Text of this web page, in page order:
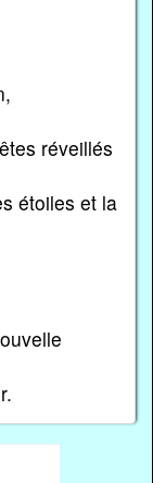
réveillés
étoiles et la